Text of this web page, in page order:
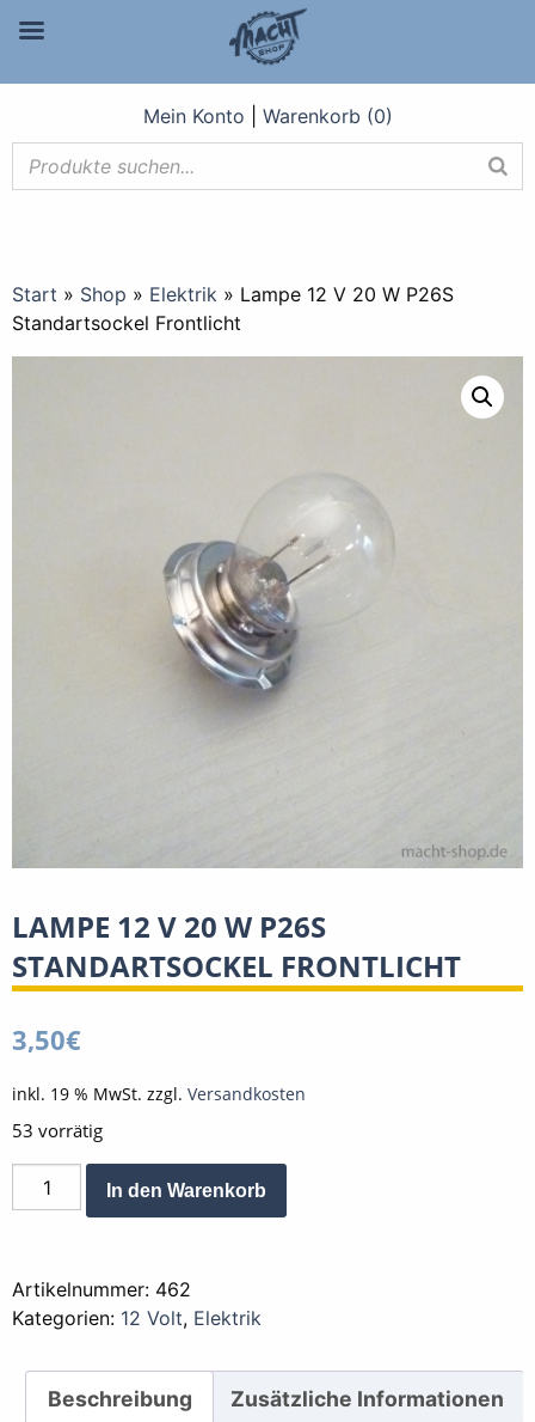
Mein Konto Warenkorb (0)
Start » Shop » Elektrik » Lampe 12 V 20 W P26S
Standartsockel Frontlicht
LAMPE 12 V 20 W P26S
STANDARTSOCKEL FRONTLICHT
3,50€
inkl. 19 % MwSt. zzgl. Versandkosten
53 vorrätig
Lampe
12
W
P26S
Frontlicht
In den Warenkorb
Artikelnummer: 462
Kategorien: 12 Volt, Elektrik
Beschreibung Zusätzliche Informationen